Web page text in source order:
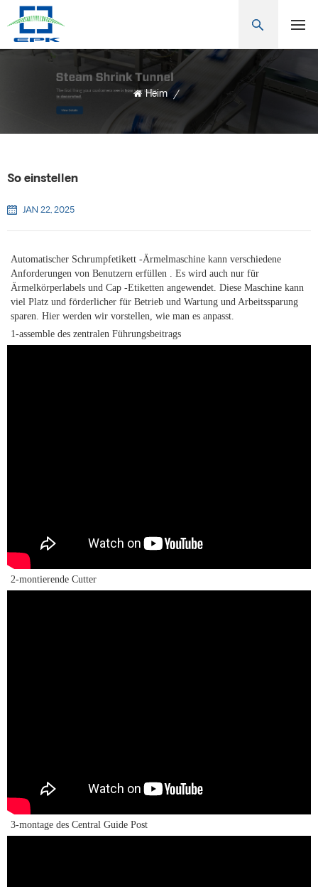
Heim /
So einstellen
JAN 22, 2025
Automatischer Schrumpfetikett -Ärmelmaschine kann verschiedene
Anforderungen von Benutzern erfüllen . Es wird auch nur für
Ärmelkörperlabels und Cap -Etiketten angewendet. Diese Maschine kann
viel Platz und förderlicher für Betrieb und Wartung und Arbeitssparung
sparen. Hier werden wir vorstellen, wie man es anpasst.
1-assemble des zentralen Führungsbeitrags
2-montierende Cutter
3-montage des Central Guide Post